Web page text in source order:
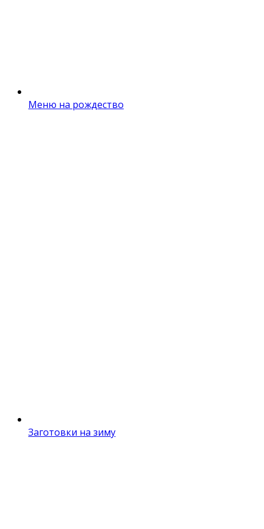
Меню на рождество
Заготовки на зиму